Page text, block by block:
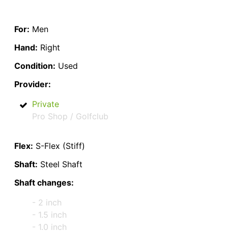
For: Men
Hand: Right
Condition: Used
Provider:
Private
Pro Shop / Golfclub
Flex: S-Flex (Stiff)
Shaft: Steel Shaft
Shaft changes:
- 2 inch
- 1.5 inch
- 1.0 inch